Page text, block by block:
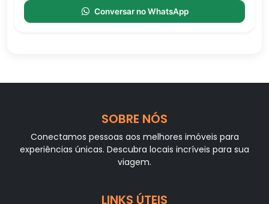
Conversar no WhatsApp
SOBRE NÓS
Conectamos pessoas aos melhores imóveis para
experiências únicas. Descubra locais incríveis para sua
viagem.
LINKS ÚTEIS